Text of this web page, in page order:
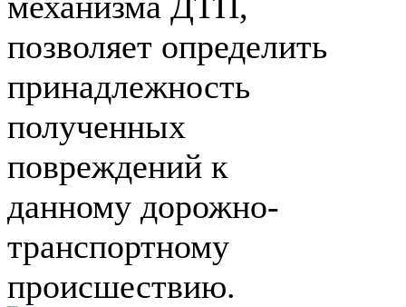
позволяет определить
принадлежность
полученных
повреждений к
данному дорожно-
транспортному
происшествию.